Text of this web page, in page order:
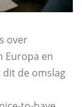
over
Europa en
de omslag